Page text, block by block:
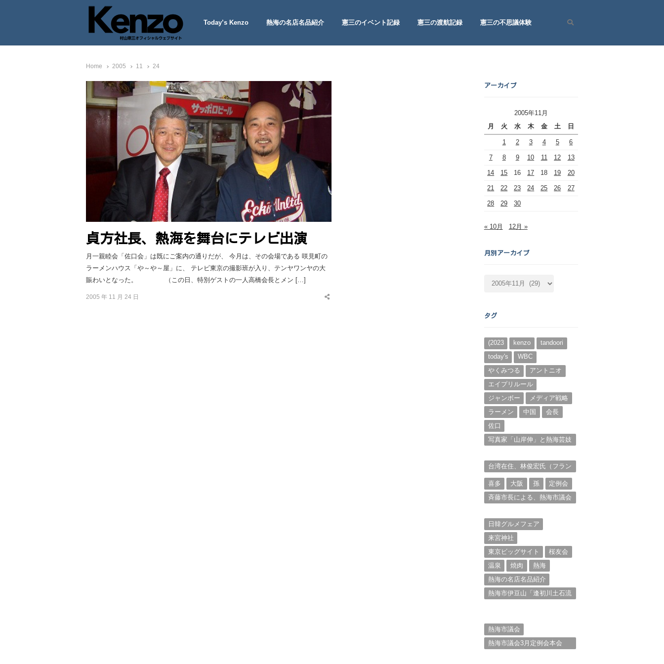
七転八起 – 村山憲三 Official Site
村山憲三ウェブサイト
Today’s Kenzo 熱海の名店名品紹介 憲三のイベント記録 憲三の渡航記録
憲三の不思議体験
Home 2005 11 24
貞方社長、熱海を舞台にテレビ出演
月一親睦会「佐口会」は既にご案内の通りだが、 今月は、その会場である 咲見町の
ラーメンハウス「や～や～屋」に、 テレビ東京の撮影班が入り、テンヤワンヤの大
賑わいとなった。 （この日、特別ゲストの一人高橋会長とメン […]
2005 年 11 月 24 日
Share
アーカイブ
2005年11月
月
火 水 木 金 土 日
1 2 3 4 5 6
7 8 9 10 11 12 13
14 15 16 17 18 19 20
21 22 23 24 25 26 27
28 29 30
« 10月 12月 »
月別アーカイブ
カ
ブ
タグ
(2023 kenzo
tandoori
today's
WBC
やくみつる
アントニオ
エイプリルール
ジャンボー
メディア戦略
ラーメン
中国
会長
佐口
写真家「山岸伸」と熱海芸妓
台湾在住、林俊宏氏（フラン
喜多
大阪 孫
定例会
斉藤市長による、熱海市議会
日韓グルメフェア
来宮神社
東京ビッグサイト
桜友会
温泉
焼肉
熱海
熱海の名店名品紹介
熱海市伊豆山「逢初川土石流
熱海市議会
熱海市議会3月定例会本会